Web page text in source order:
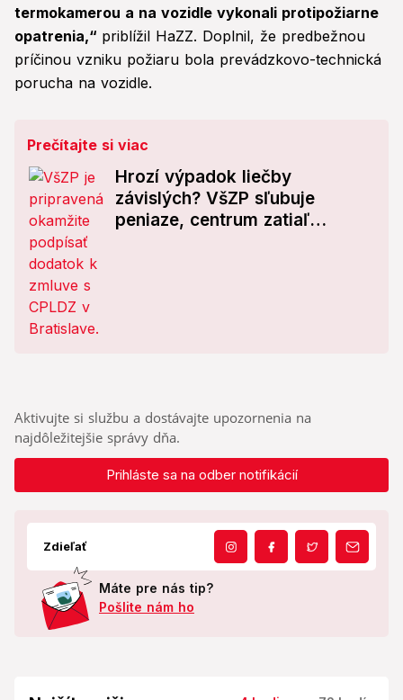
termokamerou a na vozidle vykonali protipožiarne
opatrenia,“ priblížil HaZZ. Doplnil, že predbežnou
príčinou vzniku požiaru bola prevádzkovo-technická
porucha na vozidle.
Prečítajte si viac
Hrozí výpadok liečby
závislých? VšZP sľubuje
peniaze, centrum zatiaľ
Aktivujte si službu a dostávajte upozornenia na
najdôležitejšie správy dňa.
Prihláste sa na odber notifikácií
Zdieľať
Máte pre nás tip?
Pošlite nám ho